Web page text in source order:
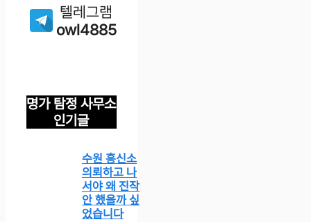
텔레그램
owl4885
명가 탐정 사무소
인기글
수원 흥신소
의뢰하고 나
서야 왜 진작
안 했을까 싶
었습니다